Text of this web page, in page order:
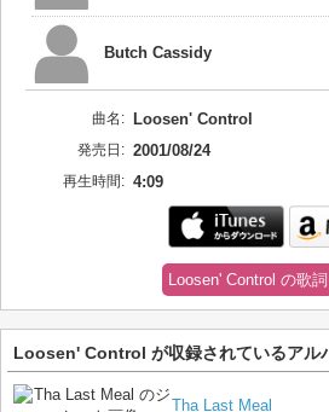
Butch Cassidy
曲名: Loosen' Control
発売日: 2001/08/24
再生時間: 4:09
Loosen' Control の歌
Loosen' Control が収録されているアル
Tha Last Meal